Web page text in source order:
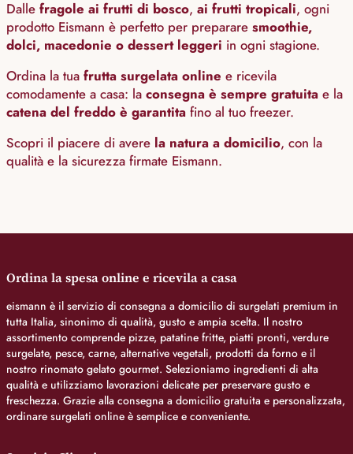
Dalle fragole ai frutti di bosco, ai frutti tropicali, ogni
prodotto Eismann è perfetto per preparare smoothie,
dolci, macedonie o dessert leggeri in ogni stagione.
Ordina la tua frutta surgelata online e ricevila
comodamente a casa: la consegna è sempre gratuita e la
catena del freddo è garantita fino al tuo freezer.
Scopri il piacere di avere la natura a domicilio, con la
qualità e la sicurezza firmate Eismann.
Ordina la spesa online e ricevila a casa
eismann è il servizio di consegna a domicilio di surgelati premium in
tutta Italia, sinonimo di qualità, gusto e ampia scelta. Il nostro
assortimento comprende pizze, patatine fritte, piatti pronti, verdure
surgelate, pesce, carne, alternative vegetali, prodotti da forno e il
nostro rinomato gelato gourmet. Selezioniamo ingredienti di alta
qualità e utilizziamo lavorazioni delicate per preservare gusto e
freschezza. Grazie alla consegna a domicilio gratuita e personalizzata,
ordinare surgelati online è semplice e conveniente.